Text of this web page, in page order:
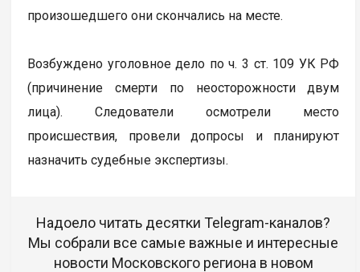
произошедшего они скончались на месте.
Возбуждено уголовное дело по ч. 3 ст. 109 УК РФ
(причинение смерти по неосторожности двум
лица). Следователи осмотрели место
происшествия, провели допросы и планируют
назначить судебные экспертизы.
Надоело читать десятки Telegram-каналов?
Мы собрали все самые важные и интересные
новости Московского региона в новом